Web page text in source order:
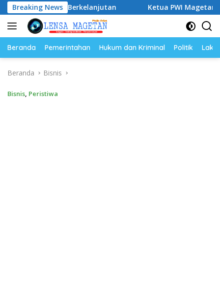
Langsung
ke
konten
Breaking News
Berkelanjutan Ketua PWI Magetan: OKK
Beranda Pemerintahan Hukum dan Kriminal Politik
Beranda Bisnis
Bisnis, Peristiwa